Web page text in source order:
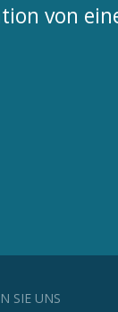
von
SIE UNS